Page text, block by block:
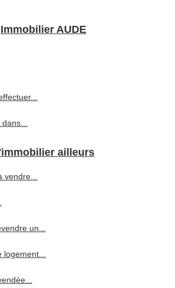
Immobilier AUDE
ailleurs
un...